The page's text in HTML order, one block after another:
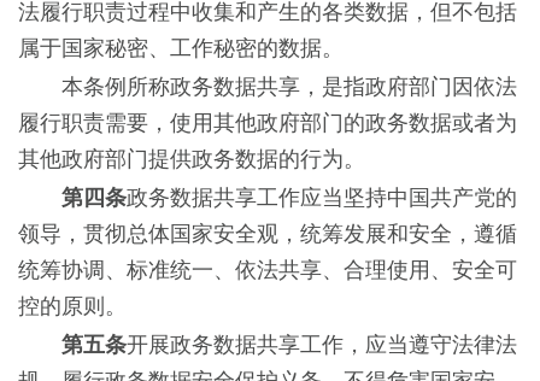
法履行职责过程中收集和产生的各类数据，但不包括
属于国家秘密、工作秘密的数据。
本条例所称政务数据共享，是指政府部门因依法
履行职责需要，使用其他政府部门的政务数据或者为
其他政府部门提供政务数据的行为。
第四条政务数据共享工作应当坚持中国共产党的
领导，贯彻总体国家安全观，统筹发展和安全，遵循
统筹协调、标准统一、依法共享、合理使用、安全可
控的原则。
第五条开展政务数据共享工作，应当遵守法律法